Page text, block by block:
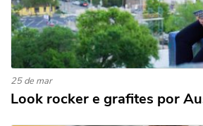
25 de mar
Look rocker e grafites por